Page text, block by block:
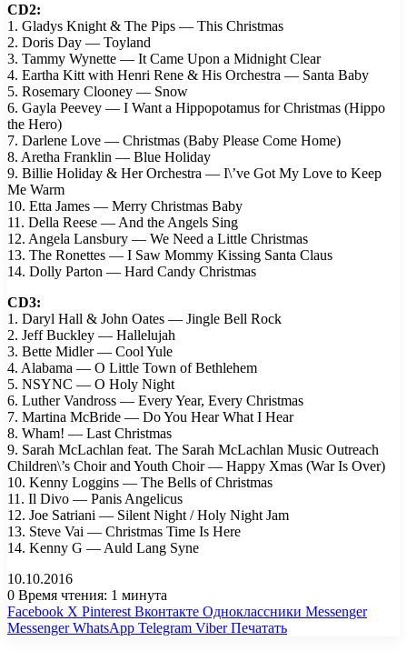
CD2:
1. Gladys Knight & The Pips — This Christmas
2. Doris Day — Toyland
3. Tammy Wynette — It Came Upon a Midnight Clear
4. Eartha Kitt with Henri Rene & His Orchestra — Santa Baby
5. Rosemary Clooney — Snow
6. Gayla Peevey — I Want a Hippopotamus for Christmas (Hippo
the Hero)
7. Darlene Love — Christmas (Baby Please Come Home)
8. Aretha Franklin — Blue Holiday
9. Billie Holiday & Her Orchestra — I\’ve Got My Love to Keep
Me Warm
10. Etta James — Merry Christmas Baby
11. Della Reese — And the Angels Sing
12. Angela Lansbury — We Need a Little Christmas
13. The Ronettes — I Saw Mommy Kissing Santa Claus
14. Dolly Parton — Hard Candy Christmas
CD3:
1. Daryl Hall & John Oates — Jingle Bell Rock
2. Jeff Buckley — Hallelujah
3. Bette Midler — Cool Yule
4. Alabama — O Little Town of Bethlehem
5. NSYNC — O Holy Night
6. Luther Vandross — Every Year, Every Christmas
7. Martina McBride — Do You Hear What I Hear
8. Wham! — Last Christmas
9. Sarah McLachlan feat. The Sarah McLachlan Music Outreach
Children\’s Choir and Youth Choir — Happy Xmas (War Is Over)
10. Kenny Loggins — The Bells of Christmas
11. Il Divo — Panis Angelicus
12. Joe Satriani — Silent Night / Holy Night Jam
13. Steve Vai — Christmas Time Is Here
14. Kenny G — Auld Lang Syne
10.10.2016
0 Время чтения: 1 минута
Facebook X Pinterest Вконтакте Одноклассники Messenger
Messenger WhatsApp Telegram Viber Печатать